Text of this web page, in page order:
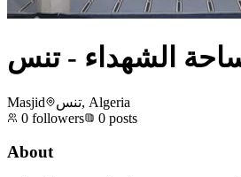
الشهداء - تنس
Masjid
تنس, Algeria
0 followers 0 posts
About